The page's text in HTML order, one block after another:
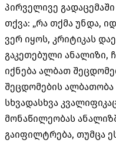
პირველივე
თქვა: „რა თქმა უნდა,
ვერ იყოს, კრიტიკას
გაკეთებული ანალიზი,
იქნება ალბათ
შეცდომების
სხვადასხვა
მონაწილეობას
გაიფილტრება, თუმცა